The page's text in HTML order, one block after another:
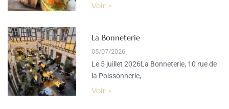
Voir »
La Bonneterie
05/07/2026
Le 5 juillet 2026La Bonneterie, 10 rue de
la Poissonnerie,
Voir »